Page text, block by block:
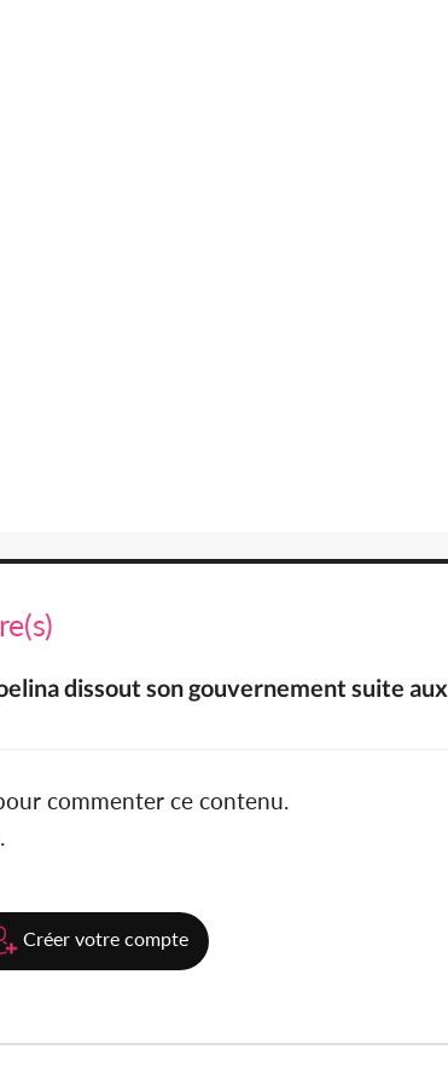
dissout son gouvernement suite aux
commenter ce contenu.
Créer votre compte